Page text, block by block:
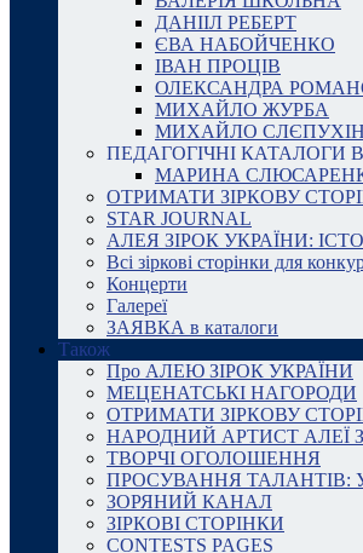
ДАНІІЛ РЕБЕРТ
ЄВА НАБОЙЧЕНКО
ІВАН ПРОЦІВ
ОЛЕКСАНДРА
МИХАЙЛО ЖУРБА
МИХАЙЛО СЛЄПУХІН
ПЕДАГОГІЧНІ КАТАЛОГИ
МАРИНА
ОТРИМАТИ ЗІРКОВУ
STAR JOURNAL
АЛЕЯ ЗІРОК УКРАЇНИ:
Всі зіркові сторінки для
Концерти
Галереї
ЗАЯВКА в каталоги
Також
Про АЛЕЮ ЗІРОК УКРАЇНИ
МЕЦЕНАТСЬКІ НАГОРОДИ
ОТРИМАТИ ЗІРКОВУ
НАРОДНИЙ АРТИСТ АЛЕЇ
ТВОРЧІ ОГОЛОШЕННЯ
ПРОСУВАННЯ ТАЛАНТІВ:
ЗОРЯНИЙ КАНАЛ
ЗІРКОВІ СТОРІНКИ
CONTESTS PAGES